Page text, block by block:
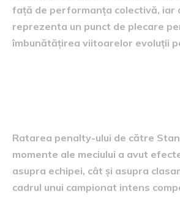
față de performanța colectivă, iar
reprezenta un punct de plecare
îmbunătățirea viitoarelor evoluții
Ratarea penalty-ului de către
momente ale meciului a avut
asupra echipei, cât și asupra
cadrul unui campionat intens